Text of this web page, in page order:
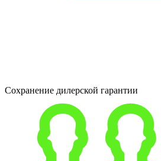
Сохранение дилерской гарантии